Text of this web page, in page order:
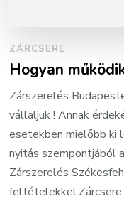
ZÁRCSERE
Hogyan
Zárszerelés
vállaljuk ! Annak
esetekben mielőbb ki
nyitás szempontjából
Zárszerelés